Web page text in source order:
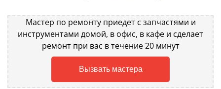
Мастер по ремонту приедет с запчастями и
инструментами домой, в офис, в кафе и сделает
ремонт при вас в течение 20 минут
Вызвать мастера